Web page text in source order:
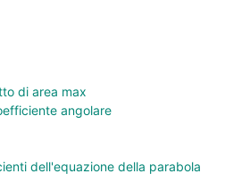
di area max
angolare
dell'equazione della parabola